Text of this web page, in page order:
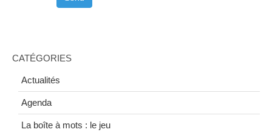
CATÉGORIES
Actualités
Agenda
La boîte à mots : le jeu